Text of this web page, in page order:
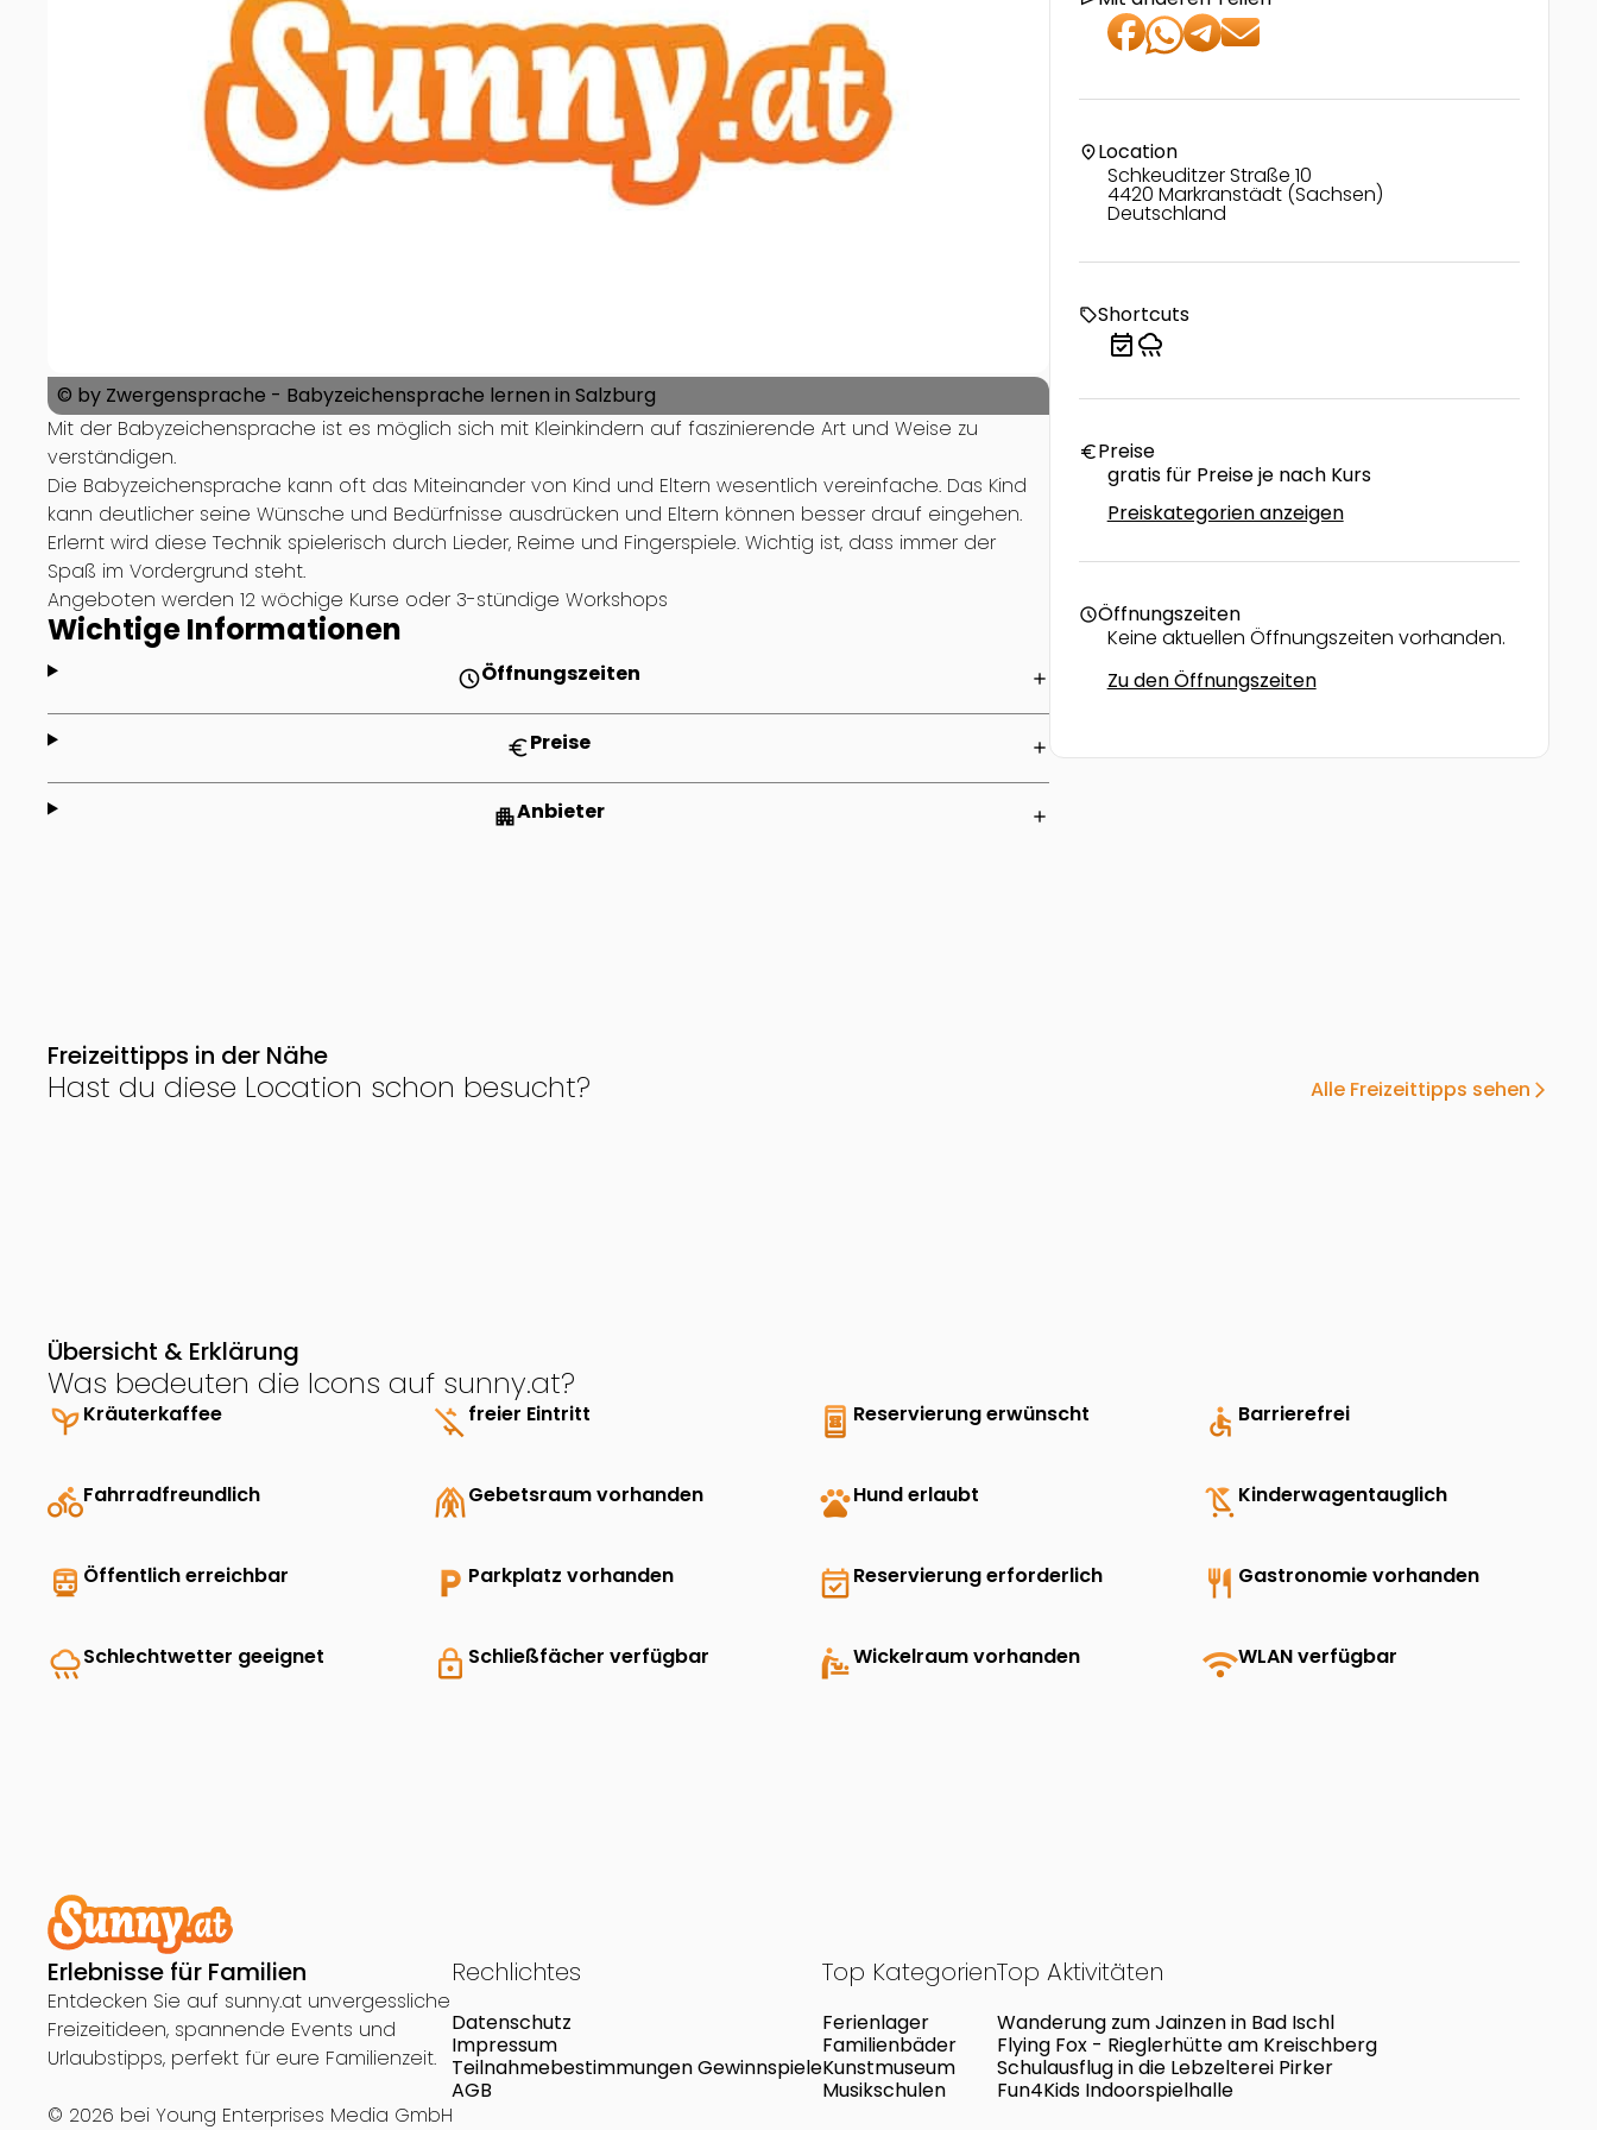
© by Zwergensprache - Babyzeichensprache lernen in Salzburg
Mit der Babyzeichensprache ist es möglich sich mit Kleinkindern auf faszinierende Art und Weise zu
verständigen.
Die Babyzeichensprache kann oft das Miteinander von Kind und Eltern wesentlich vereinfache. Das Kind
kann deutlicher seine Wünsche und Bedürfnisse ausdrücken und Eltern können besser drauf eingehen.
Erlernt wird diese Technik spielerisch durch Lieder, Reime und Fingerspiele. Wichtig ist, dass immer der
Spaß im Vordergrund steht.
Angeboten werden 12 wöchige Kurse oder 3-stündige Workshops
Wichtige Informationen
scheduleÖffnungszeiten add
euroPreise add
apartmentAnbieter add
location_onLocation
Schkeuditzer Straße 10
4420 Markranstädt (Sachsen)
Deutschland
local_offerShortcuts
event_availablerainy
euroPreise
gratis für Preise je nach Kurs
Preiskategorien anzeigen
scheduleÖffnungszeiten
Keine aktuellen Öffnungszeiten vorhanden.
Zu den Öffnungszeiten
Freizeittipps in der Nähe
Hast du diese Location schon besucht? Alle Freizeittipps sehen arrow_forward_ios
Übersicht & Erklärung
Was bedeuten die Icons auf sunny.at?
psychiatryKräuterkaffee money_off freier Eintritt book_online Reservierung erwünscht accessible Barrierefrei
directions_bikeFahrradfreundlich folded_handsGebetsraum vorhanden petsHund erlaubt child_friendly Kinderwagentauglich
directions_transit Öffentlich erreichbar local_parking Parkplatz vorhanden event_availableReservierung erforderlich restaurant Gastronomie vorhanden
rainySchlechtwetter geeignet lock Schließfächer verfügbar baby_changing_stationWickelraum vorhanden wifiWLAN verfügbar
Erlebnisse für Familien
Entdecken Sie auf sunny.at unvergessliche
Freizeitideen, spannende Events und
Urlaubstipps, perfekt für eure Familienzeit.
Rechlichtes
Datenschutz
Impressum
Teilnahmebestimmungen Gewinnspiele
AGB
Top Kategorien
Ferienlager
Familienbäder
Kunstmuseum
Musikschulen
Top Aktivitäten
Wanderung zum Jainzen in Bad Ischl
Flying Fox - Rieglerhütte am Kreischberg
Schulausflug in die Lebzelterei Pirker
Fun4Kids Indoorspielhalle
© 2026 bei Young Enterprises Media GmbH